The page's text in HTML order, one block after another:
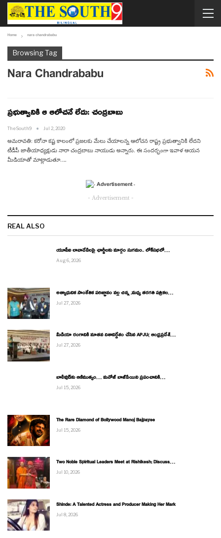
Home nara chandrababu
Browsing Tag
Nara Chandrababu
ప్రభుత్వానికి ఆ ఆలోచనే లేదు: చంద్రబాబు
TheSouth9 Jul 2, 2020
అమరావతి: కరోనా కష్ట కాలంలో ప్రజలకు మేలు చేయాలన్న ఆలోచన రాష్ట్ర ప్రభుత్వానికి లేదని
టీడీపీ జాతీయాధ్యక్షుడు నారా చంద్రబాబు నాయుడు అన్నారు. ఈ సందర్భంగా ఇవాళ ఆయన
మీడియాతో మాట్లాడుతూ..…
- Advertisement -
REAL ALSO
యూపీఐ లావాదేవీలపై ఛార్జీలకు మార్గం సుగమం.. లోక్‌సభలో…
Aug 6, 2026
అత్యాధునిక సాంకేతిక పరిజ్ఞానం వల్ల చిన్న ,మధ్య తరగతి పత్రికల…
Jul 27, 2026
మీడియా రంగానికి నూతన దిశానిర్దేశం చేసిన APJU( ఆంధ్రప్రదేశ్…
Jul 27, 2026
బాలీవుడ్‌కు ఆణిముత్యం… మనోజ్ బాజ్‌పేయిని ప్రపంచానికి…
Jul 15, 2026
The Rare Diamond of Bollywood Manoj Bajpayee
Jul 15, 2026
Two Noble Spiritual Leaders Meet at Rishikesh; Discuss…
Jul 10, 2026
Shinde: A Talented Actress and Producer Making Her Mark
Jul 8, 2026